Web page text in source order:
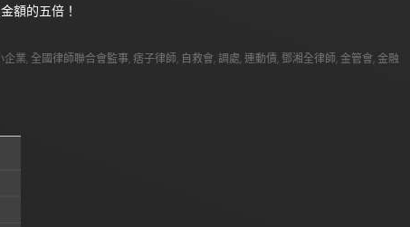
額的五倍！
企業, 全國律師聯合會監事,痞子律師, 自救會,調處,連動債, 鄧湘全律師,金管會,金融